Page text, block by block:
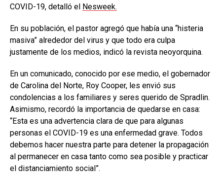
COVID-19, detalló el Nesweek.
En su población, el pastor agregó que había una “histeria
masiva” alrededor del virus y que todo era culpa
justamente de los medios, indicó la revista neoyorquina.
En un comunicado, conocido por ese medio, el gobernador
de Carolina del Norte, Roy Cooper, les envió sus
condolencias a los familiares y seres querido de Spradlin.
Asimismo, recordó la importancia de quedarse en casa:
“Esta es una advertencia clara de que para algunas
personas el COVID-19 es una enfermedad grave. Todos
debemos hacer nuestra parte para detener la propagación
al permanecer en casa tanto como sea posible y practicar
el distanciamiento social”.